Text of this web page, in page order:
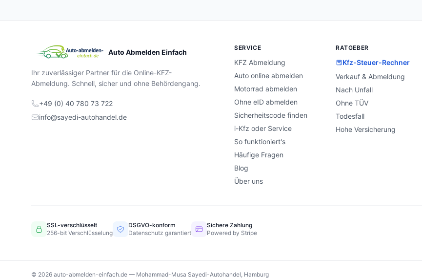
Auto Abmelden Einfach
Ihr zuverlässiger Partner für die Online-KFZ-
Abmeldung. Schnell, sicher und ohne Behördengang.
+49 (0) 40 780 73 722
info@sayedi-autohandel.de
SERVICE
KFZ Abmeldung
Auto online abmelden
Motorrad abmelden
Ohne eID abmelden
Sicherheitscode finden
i-Kfz oder Service
So funktioniert's
Häufige Fragen
Blog
Über uns
RATGEBER
Kfz-Steuer-Rechner
Verkauf & Abmeldung
Nach Unfall
Ohne TÜV
Todesfall
Hohe Versicherung
SSL-verschlüsselt
256-bit Verschlüsselung
DSGVO-konform
Datenschutz garantiert
Sichere Zahlung
Powered by Stripe
© 2026 auto-abmelden-einfach.de — Mohammad-Musa Sayedi-Autohandel, Hamburg